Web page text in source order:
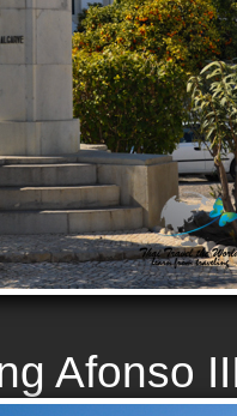
Afonso